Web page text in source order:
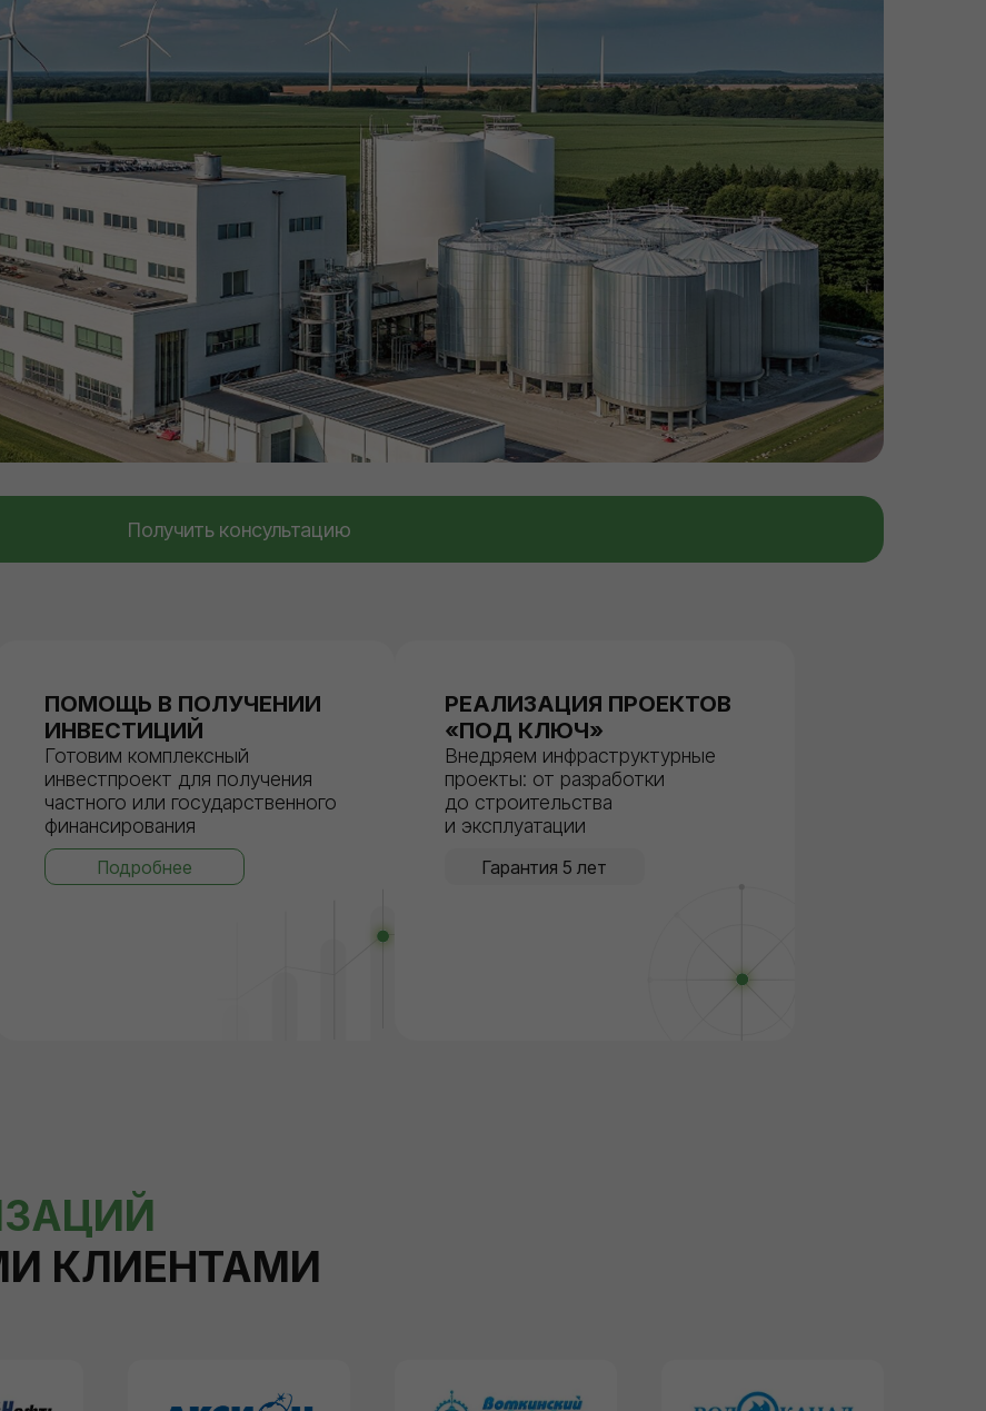
Получить консультацию
ПОМОЩЬ В ПОЛУЧЕНИИ
ИНВЕСТИЦИЙ
Готовим комплексный
инвестпроект для получения
частного или государственного
финансирования
Подробнее
РЕАЛИЗАЦИЯ ПРОЕКТОВ
«ПОД КЛЮЧ»
Внедряем инфраструктурные
проекты: от разработки
до строительства
и эксплуатации
Гарантия 5 лет
КЛИЕНТАМИ